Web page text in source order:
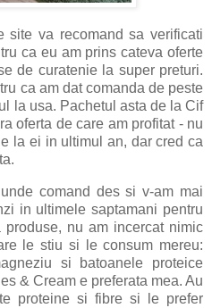
site va recomand sa verificati
ca eu am prins cateva oferte
de curatenie la super preturi.
ca am dat comanda de peste
la usa. Pachetul asta de la Cif
oferta de care am profitat - nu
la ei in ultimul an, dar cred ca
comand des si v-am mai
in ultimele saptamani pentru
nu am incercat nimic
le stiu si le consum mereu:
si batoanele proteice
& Cream e preferata mea. Au
proteine si fibre si le prefer